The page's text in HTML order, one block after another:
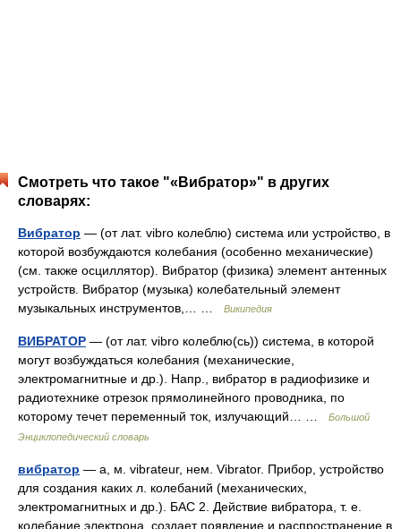
Смотреть что такое "«Вибратор»" в других
словарях:
Вибратор — (от лат. vibro колеблю) система или устройство, в
которой возбуждаются колебания (особенно механические)
(см. также осциллятор). Вибратор (физика) элемент антенных
устройств. Вибратор (музыка) колебательный элемент
музыкальных инструментов,… …
Википедия
ВИБРАТОР — (от лат. vibro колеблю(сь)) система, в которой
могут возбуждаться колебания (механические,
электромагнитные и др.). Напр., вибратор в радиофизике и
радиотехнике отрезок прямолинейного проводника, по
которому течет переменный ток, излучающий… …
Большой
Энциклопедический словарь
вибратор — а, м. vibrateur, нем. Vibrator. Прибор, устройство
для создания каких л. колебаний (механических,
электромагнитных и др.). БАС 2. Действие вибратора, т. е.
колебание электрона, создает появление и распространение в